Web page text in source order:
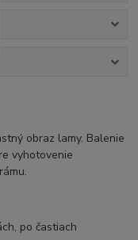
obraz lamy. Balenie
vyhotovenie
po častiach